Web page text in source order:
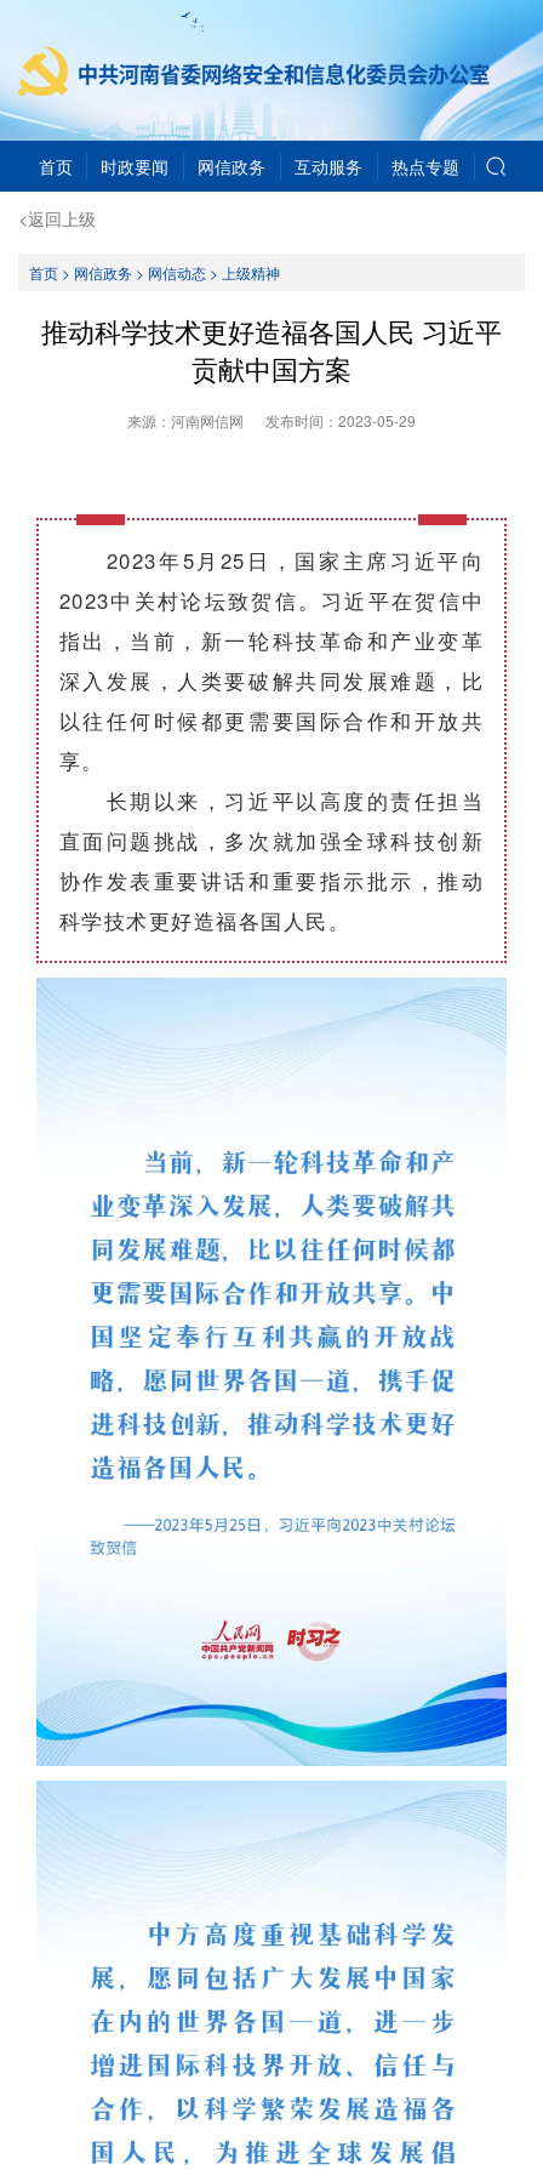
首页 时政要闻 网信政务 互动服务 热点专题
<返回上级
首页> 网信政务> 网信动态> 上级精神
推动科学技术更好造福各国人民 习近平
贡献中国方案
来源：河南网信网 发布时间： 2023-05-29
2023年5月25日，国家主席习近平向
2023中关村论坛致贺信。习近平在贺信中
指出，当前，新一轮科技革命和产业变革
深入发展，人类要破解共同发展难题，比
以往任何时候都更需要国际合作和开放共
享。
长期以来，习近平以高度的责任担当
直面问题挑战，多次就加强全球科技创新
协作发表重要讲话和重要指示批示，推动
科学技术更好造福各国人民。